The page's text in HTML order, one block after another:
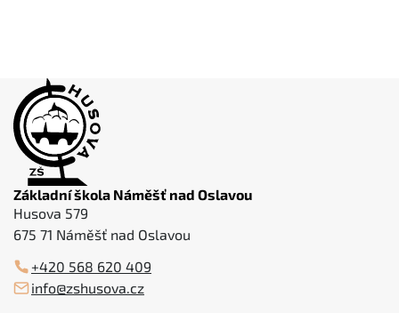
Základní škola Náměšť nad Oslavou
Husova 579
675 71 Náměšť nad Oslavou
+420 568 620 409
info@zshusova.cz